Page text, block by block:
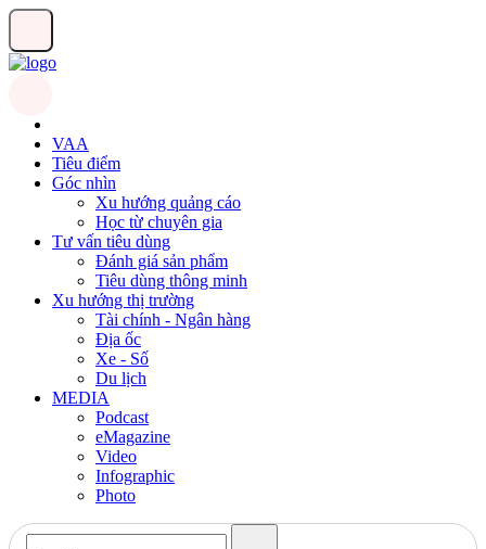
VAA
Tiêu điểm
Góc nhìn
Xu hướng quảng cáo
Học từ chuyên gia
Tư vấn tiêu dùng
Đánh giá sản phẩm
Tiêu dùng thông minh
Xu hướng thị trường
Tài chính - Ngân hàng
Địa ốc
Xe - Số
Du lịch
MEDIA
Podcast
eMagazine
Video
Infographic
Photo